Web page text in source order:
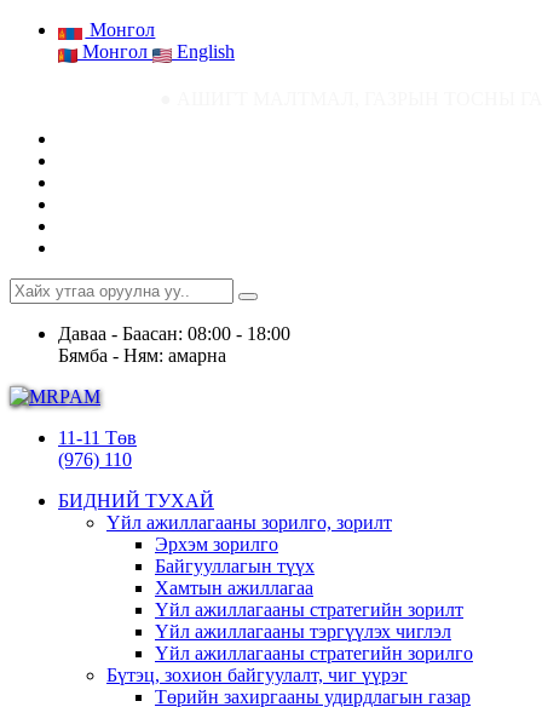
Монгол
Монгол
English
Даваа - Баасан: 08:00 - 18:00
Бямба - Ням: амарна
11-11 Төв
(976) 110
БИДНИЙ ТУХАЙ
Үйл ажиллагааны зорилго, зорилт
Эрхэм зорилго
Байгууллагын түүх
Хамтын ажиллагаа
Үйл ажиллагааны стратегийн зорилт
Үйл ажиллагааны тэргүүлэх чиглэл
Үйл ажиллагааны стратегийн зорилго
Бүтэц, зохион байгуулалт, чиг үүрэг
Төрийн захиргааны удирдлагын газар